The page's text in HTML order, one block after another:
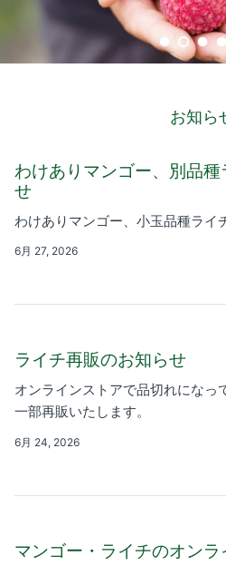
ハウス小夏 贈答用
お知ら
わけありマンゴー、別品
せ
わけありマンゴー、小玉品種ライ
6月 27, 2026
ライチ再販のお知らせ
オンラインストアで品切れになっ
一部再販いたします。
6月 24, 2026
マンゴー・ライチのオン